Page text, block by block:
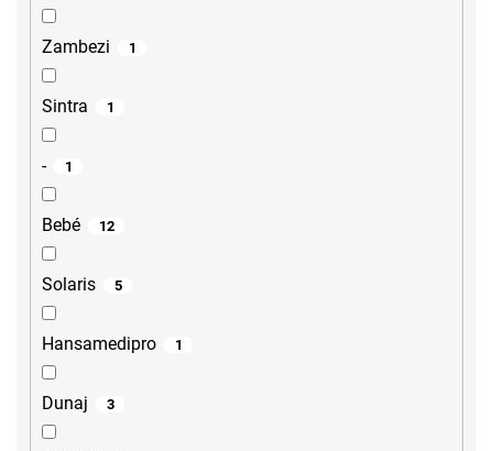
Zambezi 1
Sintra 1
- 1
Bebé 12
Solaris 5
Hansamedipro 1
Dunaj 3